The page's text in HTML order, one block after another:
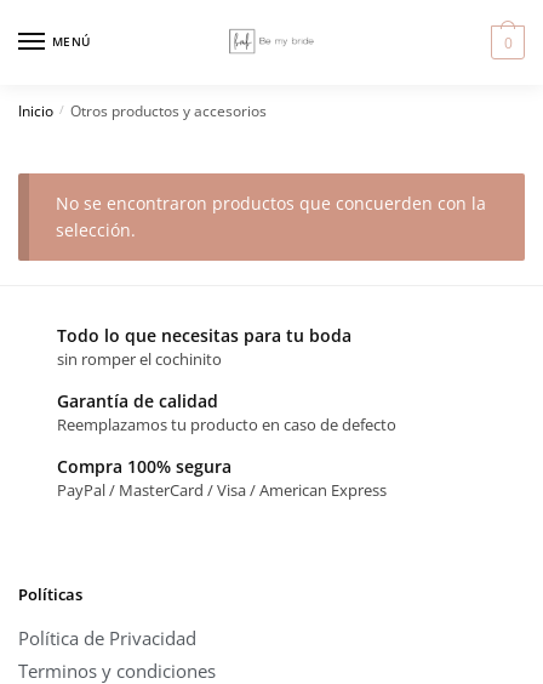
MENÚ 0
Inicio / Otros productos y accesorios
No se encontraron productos que concuerden con la
selección.
Todo lo que necesitas para tu boda
sin romper el cochinito
Garantía de calidad
Reemplazamos tu producto en caso de defecto
Compra 100% segura
PayPal / MasterCard / Visa / American Express
Políticas
Política de Privacidad
Terminos y condiciones